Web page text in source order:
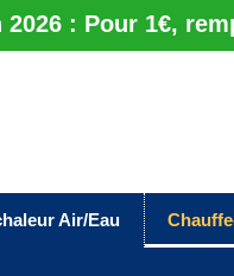
: Pour 1€,
Air/Eau